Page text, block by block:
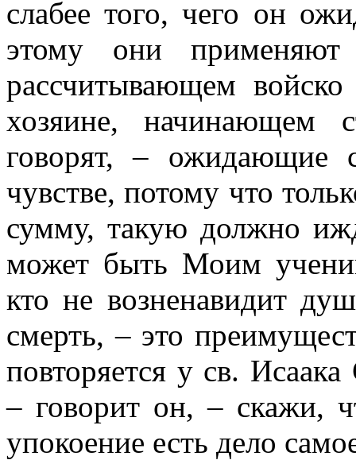
слабее того, чего он
этому они
рассчитывающем
хозяине, начинающем
говорят, –
чувстве, потому что
сумму, такую должно
может быть Моим
кто не возненавидит
смерть, – это
повторяется у св.
– говорит он, – скажи,
упокоение есть дело